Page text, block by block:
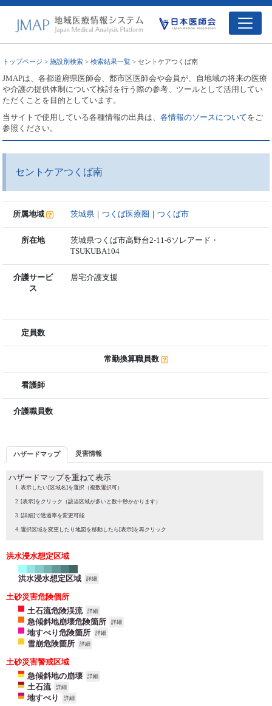
トップページ >施設別検索 >検索結果一覧 > セントケアつくば南
JMAPは、各都道府県医師会、郡市区医師会や会員が、自地域の将来の医療
や介護の提供体制について検討を行う際の参考、ツールとして活用してい
ただくことを目的としています。
当サイトで使用している各種情報の出典は、各情報のソースについてをご
参照ください。
セントケアつくば南
所属地域 茨城県 ｜つくば医療圏 ｜つくば市
所在地
茨城県つくば市高野台2-11-6ソレアード・
TSUKUBA104
介護サービ
ス
居宅介護支援
定員数
常勤換算職員数
看護師
介護職員数
ハザードマップ 災害情報
ハザードマップを重ねて表示
表示したい[区域名]を選択（複数選択可）
[表示]をクリック（該当区域が多いと数十秒かかります）
[詳細]で透過率を変更可能
選択区域を変更したり地図を移動したら[表示]を再クリック
洪水浸水想定区域
洪水浸水想定区域 詳細
土砂災害危険個所
土石流危険渓流
詳細
急傾斜地崩壊危険箇所 詳細
地すべり危険箇所 詳細
雪崩危険箇所 詳細
土砂災害警戒区域
急傾斜地の崩壊
詳細
土石流 詳細
地すべり 詳細